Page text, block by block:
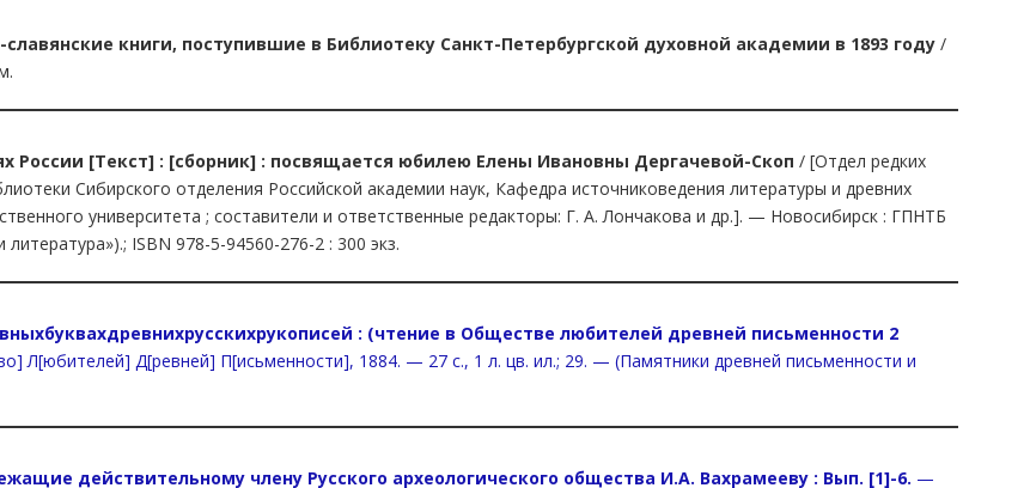
книги, поступившие в Библиотеку Санкт-Петербургской духовной академии в 1893 году /
России [Текст] : [сборник] : посвящается юбилею Елены Ивановны Дергачевой-Скоп / [Отдел редких
Сибирского отделения Российской академии наук, Кафедра источниковедения литературы и древних
университета ; составители и ответственные редакторы: Г. А. Лончакова и др.]. — Новосибирск : ГПНТБ
ISBN 978-5-94560-276-2 : 300 экз.
: (чтение в Обществе любителей древней письменности 2
Л[юбителей] Д[ревней] П[исьменности], 1884. — 27 с., 1 л. цв. ил.; 29. — (Памятники древней письменности и
действительному члену Русского археологического общества И.А. Вахрамееву : Вып. [1]-6. —